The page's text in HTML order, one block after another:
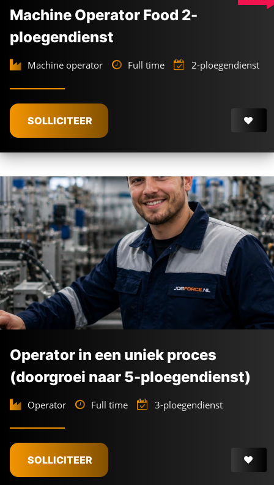
Machine Operator Food 2-
ploegendienst
Machine operator Full time 2-ploegendienst
SOLLICITEER
Operator in een uniek proces
(doorgroei naar 5-ploegendienst)
Operator Full time 3-ploegendienst
SOLLICITEER